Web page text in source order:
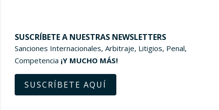
SUSCRÍBETE A NUESTRAS NEWSLETTERS
Sanciones Internacionales, Arbitraje, Litigios, Penal,
Competencia ¡Y MUCHO MÁS!
SUSCRÍBETE AQUÍ